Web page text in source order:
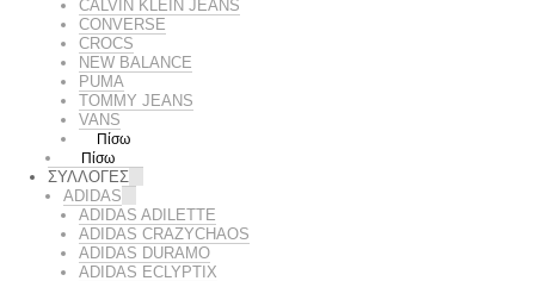
CALVIN KLEIN JEANS
CONVERSE
CROCS
NEW BALANCE
PUMA
TOMMY JEANS
VANS
Πίσω
Πίσω
ΣΥΛΛΟΓΕΣ
ADIDAS
ADIDAS ADILETTE
ADIDAS CRAZYCHAOS
ADIDAS DURAMO
ADIDAS ECLYPTIX